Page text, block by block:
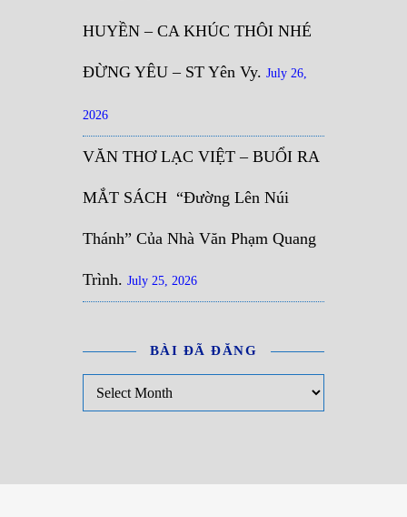
HUYỀN – CA KHÚC THÔI NHÉ
ĐỪNG YÊU – ST Yên Vy. July 26,
2026
VĂN THƠ LẠC VIỆT – BUỔI RA
MẮT SÁCH “Đường Lên Núi
Thánh” Của Nhà Văn Phạm Quang
Trình. July 25, 2026
BÀI ĐÃ ĐĂNG